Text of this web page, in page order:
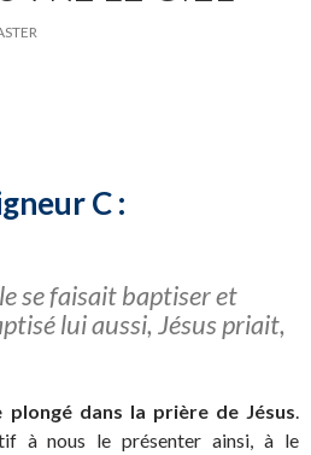
C :
se faisait baptiser et
lui aussi, Jésus priait,
plongé dans la prière de Jésus.
à nous le présenter ainsi, à le